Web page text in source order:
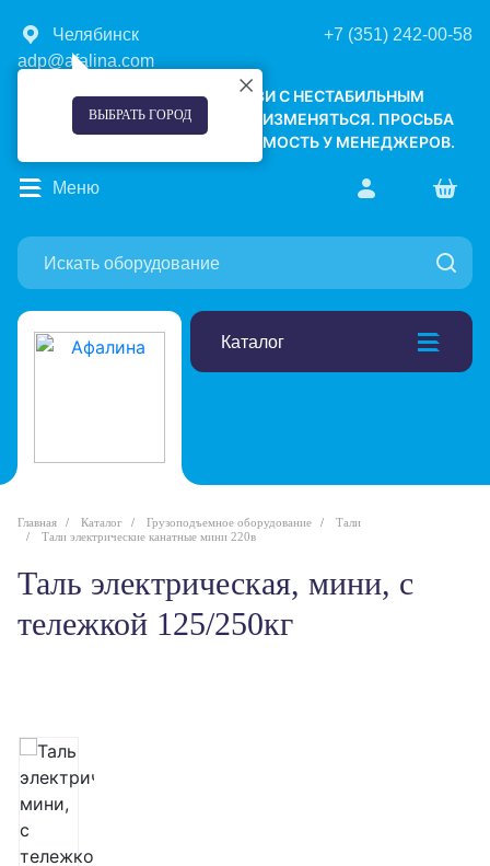
Челябинск
ВЫБРАТЬ ГОРОД
+7 (351) 242-00-58
adp@afalina.com
УВАЖАЕМЫЕ КЛИЕНТЫ! В СВЯЗИ С НЕСТАБИЛЬНЫМ
КУРСОМ ВАЛЮТ, ЦЕНЫ МОГУТ ИЗМЕНЯТЬСЯ. ПРОСЬБА
УТОЧНЯТЬ АКТУАЛЬНУЮ СТОИМОСТЬ У МЕНЕДЖЕРОВ.
Каталог
Меню
Главная Каталог Грузоподъемное оборудование
Тали
Тали электрические канатные мини 220в
Таль электрическая, мини, с
тележкой 125/250кг